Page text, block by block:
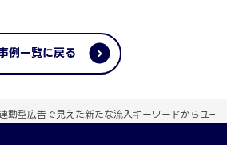
例一覧に戻る
動型広告で見えた新たな流入キーワードからユー